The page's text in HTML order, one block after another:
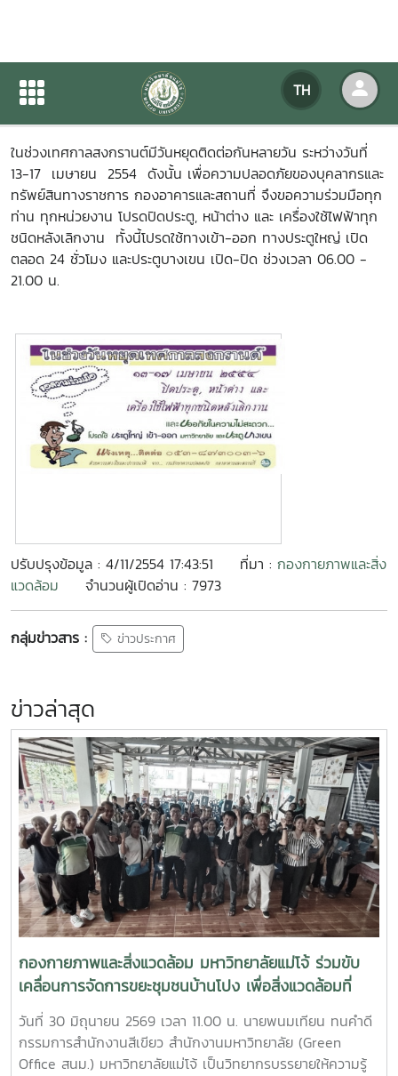
TH
ขอความร่วมมือ
รายละเอียดข่าวสาร
ในช่วงเทศกาลสงกรานต์มีวันหยุดติดต่อกันหลายวัน ระหว่างวันที่
13-17 เมษายน 2554 ดังนั้น เพื่อความปลอดภัยของบุคลากรและ
ทรัพย์สินทางราชการ กองอาคารและสถานที่ จึงขอความร่วมมือทุก
ท่าน ทุกหน่วยงาน โปรดปิดประตู, หน้าต่าง และ เครื่องใช้ไฟฟ้าทุก
ชนิดหลังเลิกงาน ทั้งนี้โปรดใช้ทางเข้า-ออก ทางประตูใหญ่ เปิด
ตลอด 24 ชั่วโมง และประตูบางเขน เปิด-ปิด ช่วงเวลา 06.00 -
21.00 น.
ปรับปรุงข้อมูล : 4/11/2554 17:43:51 ที่มา : กองกายภาพและสิ่ง
แวดล้อม
จำนวนผู้เปิดอ่าน : 7973
กลุ่มข่าวสาร : ข่าวประกาศ
ข่าวล่าสุด
กองกายภาพและสิ่งแวดล้อม มหาวิทยาลัยแม่โจ้ ร่วมขับ
เคลื่อนการจัดการขยะชุมชนบ้านโปง เพื่อสิ่งแวดล้อมที่
ยั่งยืน
วันที่ 30 มิถุนายน 2569 เวลา 11.00 น. นายพนมเทียน ทนคำดี
กรรมการสำนักงานสีเขียว สำนักงานมหาวิทยาลัย (Green
Office สนม.) มหาวิทยาลัยแม่โจ้ เป็นวิทยากรบรรยายให้ความรู้